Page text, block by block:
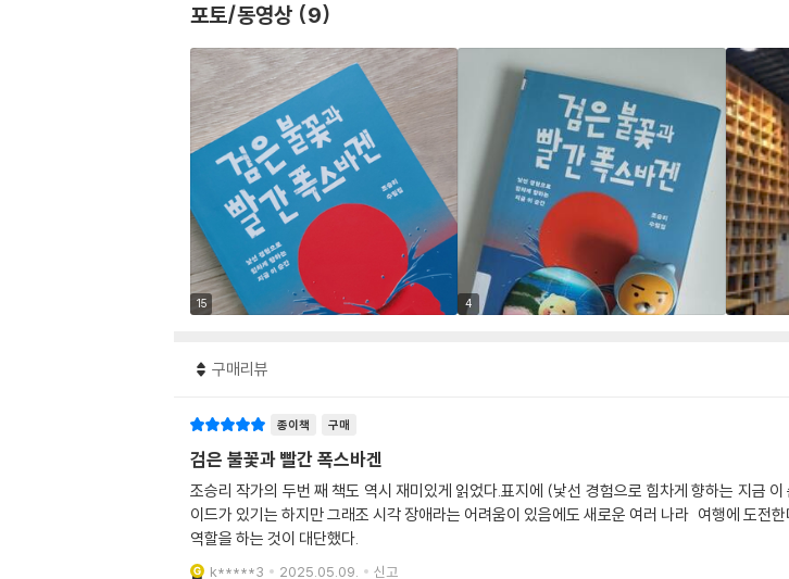
포토/동영상 (9)
15 4
구매리뷰
종이책 구매
검은 불꽃과 빨간 폭스바겐
조승리 작가의 두번 째 책도 역시 재미있게 읽었다.표지에 (낯선 경험으로 힘차게 향하는 지금
이드가 있기는 하지만 그래조 시각 장애라는 어려움이 있음에도 새로운 여러 나라 여행에 도전
역할을 하는 것이 대단했다.
k*****3 2025.05.09. 신고